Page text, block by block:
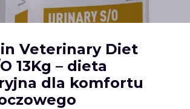
Veterinary Diet
13Kg – dieta
dla komfortu